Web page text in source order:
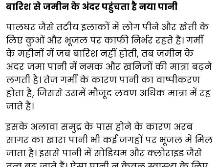
बारिश से जमीन के अंदर पहुंचता है नया पानी
पालघर जैसे तटीय इलाकों में लोग पीने और खेती के
लिए कुओं और भूजल पर काफी निर्भर रहते हैं। गर्मी
के महीनों में जब बारिश नहीं होती, तब जमीन के
अंदर जमा पानी में नमक और खनिजों की मात्रा बढ़ने
लगती है। तेज गर्मी के कारण पानी का वाष्पीकरण
होता है, जिससे उसमें मौजूद लवण अधिक मात्रा में रह
जाते हैं।
इसके अलावा समुद्र के पास होने के कारण अरब
सागर का खारा पानी भी कई जगहों पर भूजल में मिल
जाता है। इससे पानी में सोडियम और क्लोराइड जैसे